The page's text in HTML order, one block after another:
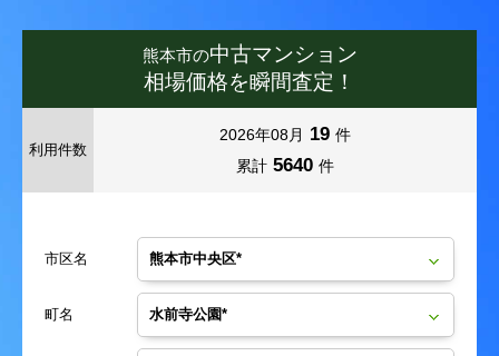
熊本市の中古マンション
相場価格を瞬間査定！
利用件数
2026年08月 19 件
累計 5640 件
市区名
町名